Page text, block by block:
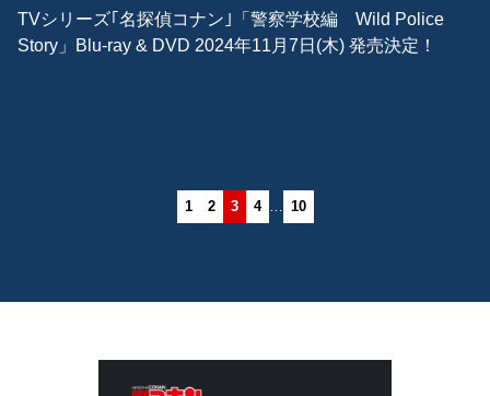
TVシリーズ｢名探偵コナン｣「警察学校編 Wild Police
Story」Blu-ray & DVD 2024年11月7日(木) 発売決定！
1 2 3 4 10